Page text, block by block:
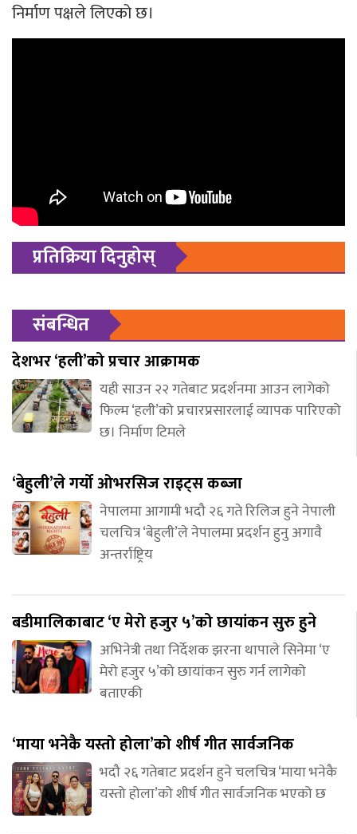
निर्माण पक्षले लिएको छ।
प्रतिक्रिया दिनुहोस्
संबन्धित
देशभर ‘हली’को प्रचार आक्रामक
यही साउन २२ गतेबाट प्रदर्शनमा आउन लागेको
फिल्म ‘हली’को प्रचारप्रसारलाई व्यापक पारिएको
छ। निर्माण टिमले
‘बेहुली’ले गर्यो ओभरसिज राइट्स कब्जा
नेपालमा आगामी भदौ २६ गते रिलिज हुने नेपाली
चलचित्र ‘बेहुली’ले नेपालमा प्रदर्शन हुनु अगावै
अन्तर्राष्ट्रिय
बडीमालिकाबाट ‘ए मेरो हजुर ५’को छायांकन सुरु हुने
अभिनेत्री तथा निर्देशक झरना थापाले सिनेमा ‘ए
मेरो हजुर ५’को छायांकन सुरु गर्न लागेको
बताएकी
‘माया भनेकै यस्तो होला’को शीर्ष गीत सार्वजनिक
भदौ २६ गतेबाट प्रदर्शन हुने चलचित्र ‘माया भनेकै
यस्तो होला’को शीर्ष गीत सार्वजनिक भएको छ